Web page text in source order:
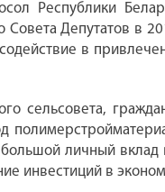
Республики
Депутатов в
в
сельсовета,
личный вклад
инвестиций в